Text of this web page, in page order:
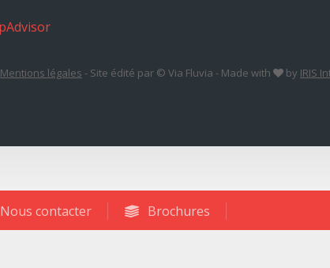
Mentions légales - Site édité par © Via Fluvia - Made with by IRIS
Nous contacter Brochures